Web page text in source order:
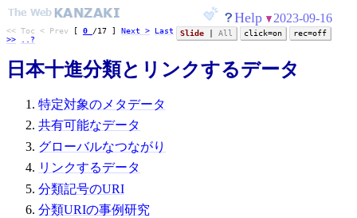
Help 2023-09-16
rec=off
click=on
Slide| All
<< Toc < Prev [ 0 /17 ] Next >
Last
>>
..?
日本十進分類とリンクするデータ
特定対象のメタデータ
共有可能なデータ
グローバルなつながり
リンクするデータ
分類記号のURI
分類URIの事例研究